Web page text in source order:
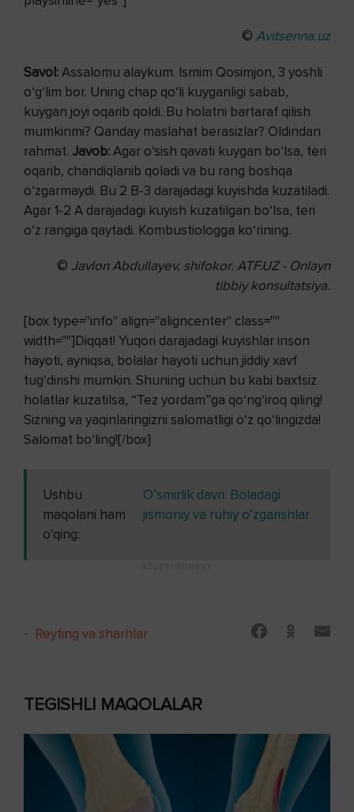
© Avitsenna.uz
Savol:Assalomu alaykum. Ismim Qosimjon, 3 yoshli
o‘g‘lim bor. Uning chap qo‘li kuyganligi sabab,
kuygan joyi oqarib qoldi. Bu holatni bartaraf qilish
mumkinmi? Qanday maslahat berasizlar? Oldindan
rahmat. Javob:Agar o‘sish qavati kuygan bo‘lsa, teri
oqarib, chandiqlanib qoladi va bu rang boshqa
o‘zgarmaydi. Bu 2 B-3 darajadagi kuyishda kuzatiladi.
Agar 1-2 A darajadagi kuyish kuzatilgan bo‘lsa, teri
o‘z rangiga qaytadi. Kombustiologga ko‘rining.
© Javlon Abdullayev, shifokor. ATF.UZ - Onlayn
tibbiy konsultatsiya.
[box type="info" align="aligncenter" class=""
width=""]Diqqat! Yuqori darajadagi kuyishlar inson
hayoti, ayniqsa, bolalar hayoti uchun jiddiy xavf
tug‘dirishi mumkin. Shuning uchun bu kabi baxtsiz
holatlar kuzatilsa, “Tez yordam”ga qo‘ng‘iroq qiling!
Sizning va yaqinlaringizni salomatligi o‘z qo‘lingizda!
Salomat bo‘ling![/box]
Ushbu
maqolani ham
o'qing:
Oʻsmirlik davri. Boladagi
jismoniy va ruhiy oʻzgarishlar
- Reyting va sharhlar
TEGISHLI MAQOLALAR